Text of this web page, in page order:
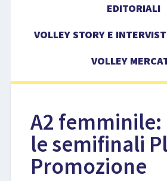
EVENTI
LIBRI
EDITORIALI
VOLLEY STORY E
VOLLEY
A2 femminile:
le semifinali
Promozione